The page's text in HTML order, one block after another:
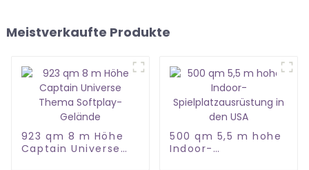
Meistverkaufte Produkte
923 qm 8 m Höhe
Captain Universe
500 qm 5,5 m hohe
Indoor-